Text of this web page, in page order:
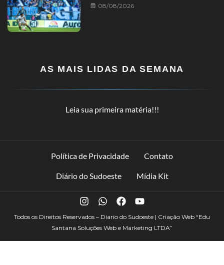
08/08/2026
AS MAIS LIDAS DA SEMANA
Leia sua primeira matéria!!!
Política de Privacidade Contato
Diário do Sudoeste Mídia Kit
Todos os Direitos Reservados – Diario do Sudoeste | Criação Web “Edu
Santana Soluções Web e Marketing LTDA”